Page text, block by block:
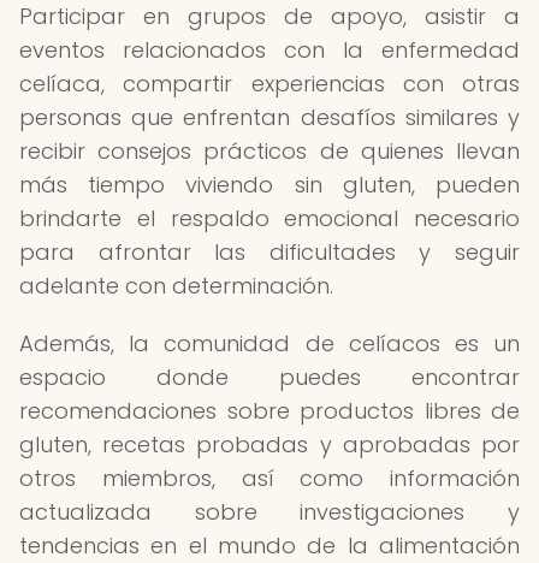
Participar en grupos de apoyo, asistir a
eventos relacionados con la enfermedad
celíaca, compartir experiencias con otras
personas que enfrentan desafíos similares y
recibir consejos prácticos de quienes llevan
más tiempo viviendo sin gluten, pueden
brindarte el respaldo emocional necesario
para afrontar las dificultades y seguir
adelante con determinación.
Además, la comunidad de celíacos es un
espacio donde puedes encontrar
recomendaciones sobre productos libres de
gluten, recetas probadas y aprobadas por
otros miembros, así como información
actualizada sobre investigaciones y
tendencias en el mundo de la alimentación